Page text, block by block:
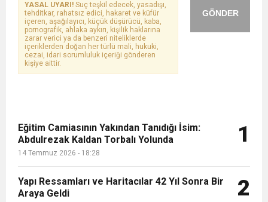
GÖNDER
YASAL UYARI! Suç teşkil edecek, yasadışı,
tehditkar, rahatsız edici, hakaret ve küfür
içeren, aşağılayıcı, küçük düşürücü, kaba,
pornografik, ahlaka aykırı, kişilik haklarına
zarar verici ya da benzeri niteliklerde
içeriklerden doğan her türlü mali, hukuki,
cezai, idari sorumluluk içeriği gönderen
kişiye aittir.
Eğitim Camiasının Yakından Tanıdığı İsim:
Abdulrezak Kaldan Torbalı Yolunda
14 Temmuz 2026 - 18:28
1
Yapı Ressamları ve Haritacılar 42 Yıl Sonra Bir
Araya Geldi
2